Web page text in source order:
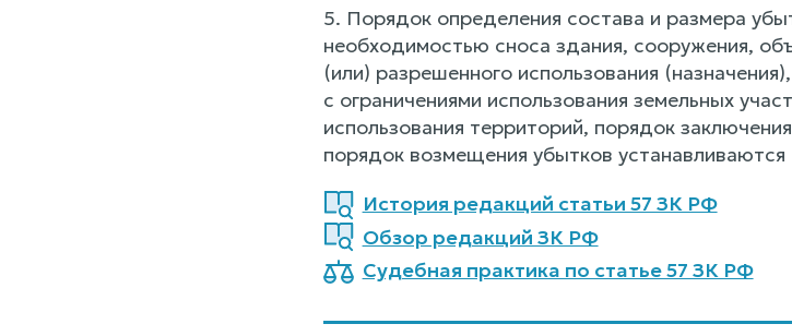
5. Порядок определения состава и размера
необходимостью сноса здания, сооружения,
(или) разрешенного использования
с ограничениями использования земельных
использования территорий, порядок
порядок возмещения убытков
История редакций статьи 57 ЗК РФ
Обзор редакций ЗК РФ
Судебная практика по статье 57 ЗК РФ